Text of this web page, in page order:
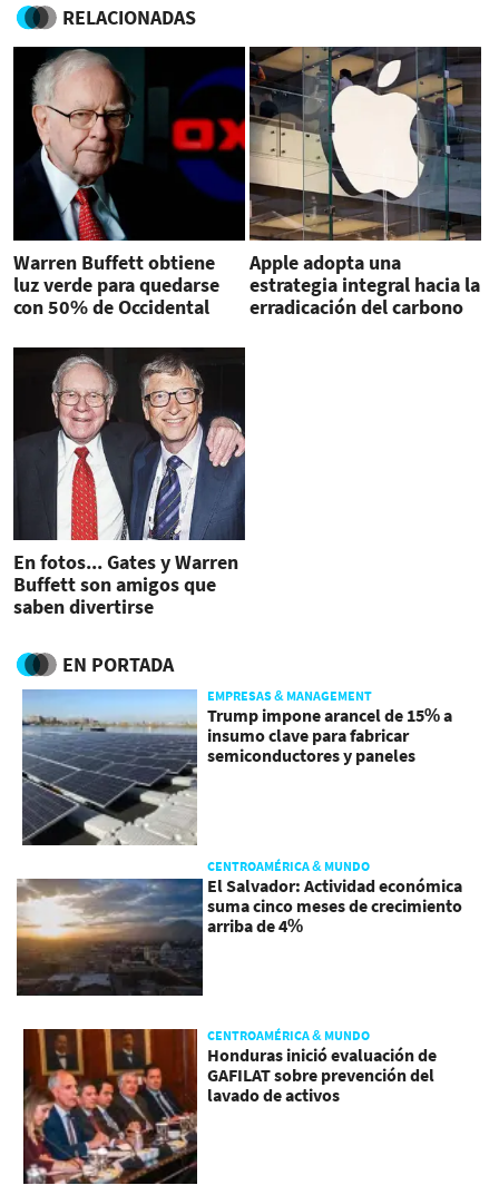
RELACIONADAS
Warren Buffett obtiene
luz verde para quedarse
con 50% de Occidental
Apple adopta una
estrategia integral hacia la
erradicación del carbono
En fotos... Gates y Warren
Buffett son amigos que
saben divertirse
EN PORTADA
EMPRESAS & MANAGEMENT
Trump impone arancel de 15% a
insumo clave para fabricar
semiconductores y paneles
CENTROAMÉRICA & MUNDO
El Salvador: Actividad económica
suma cinco meses de crecimiento
arriba de 4%
CENTROAMÉRICA & MUNDO
Honduras inició evaluación de
GAFILAT sobre prevención del
lavado de activos